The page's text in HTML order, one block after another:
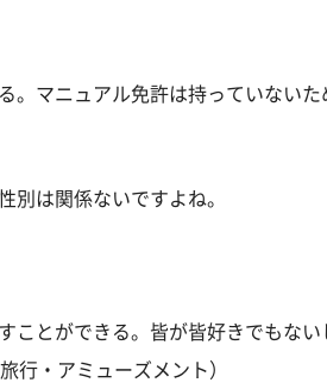
。マニュアル免許は持っていないた
別は関係ないですよね。
ことができる。皆が皆好きでもない
行・アミューズメント）